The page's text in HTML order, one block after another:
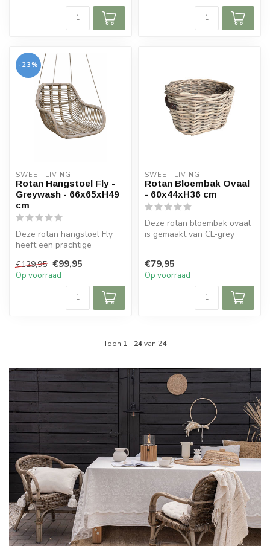
-23%
SWEET LIVING
Rotan Hangstoel Fly -
Greywash - 66x65xH49
cm
Deze rotan hangstoel Fly
heeft een prachtige
hangstoel ...
€129,95 €99,95
Op voorraad
SWEET LIVING
Rotan Bloembak Ovaal
- 60x44xH36 cm
Deze rotan bloembak ovaal
is gemaakt van CL-grey
€79,95
Op voorraad
Toon 1 - 24van 24